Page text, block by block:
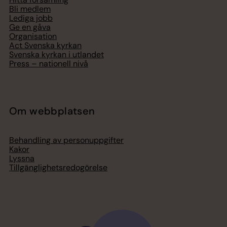
Bli medlem
Lediga jobb
Ge en gåva
Organisation
Act Svenska kyrkan
Svenska kyrkan i utlandet
Press – nationell nivå
Om webbplatsen
Behandling av personuppgifter
Kakor
Lyssna
Tillgänglighetsredogörelse